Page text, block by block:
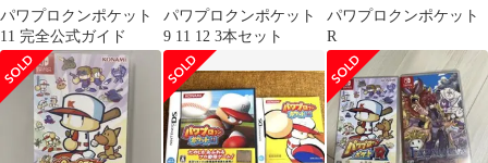
パワプロクンポケット
11 完全公式ガイド
パワプロクンポケット
9 11 12 3本セット
パワプロクンポケット
R